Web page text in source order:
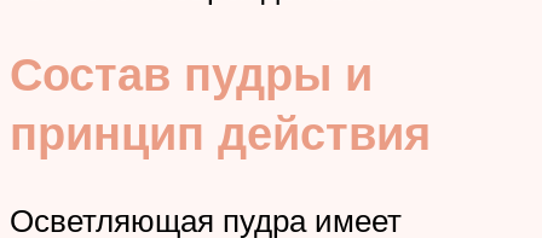
Состав пудры и
принцип действия
Осветляющая пудра имеет